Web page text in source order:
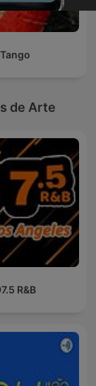
Tango
de Arte
R&B